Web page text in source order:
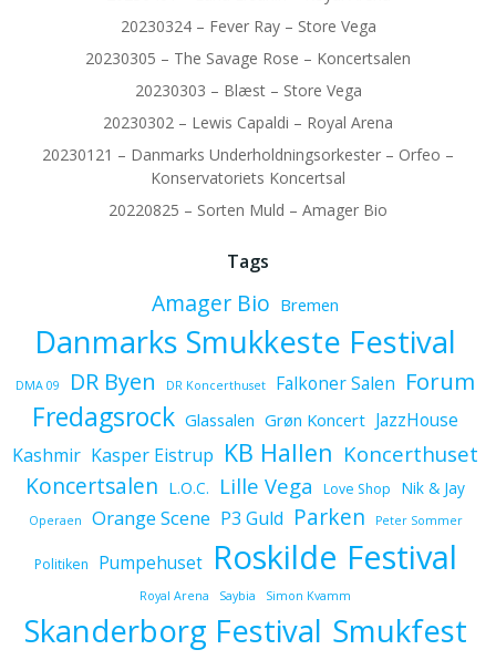
20230324 – Fever Ray – Store Vega
20230305 – The Savage Rose – Koncertsalen
20230303 – Blæst – Store Vega
20230302 – Lewis Capaldi – Royal Arena
20230121 – Danmarks Underholdningsorkester – Orfeo –
Konservatoriets Koncertsal
20220825 – Sorten Muld – Amager Bio
Tags
Amager Bio Bremen
Danmarks Smukkeste Festival
DMA 09 DR Byen DR Koncerthuset Falkoner Salen Forum
Fredagsrock Glassalen Grøn Koncert JazzHouse
Kashmir Kasper Eistrup KB Hallen Koncerthuset
Koncertsalen L.O.C. Lille Vega Love Shop Nik & Jay
Operaen Orange Scene P3 Guld Parken Peter Sommer
Politiken Pumpehuset Roskilde Festival
Royal Arena Saybia Simon Kvamm
Skanderborg Festival Smukfest